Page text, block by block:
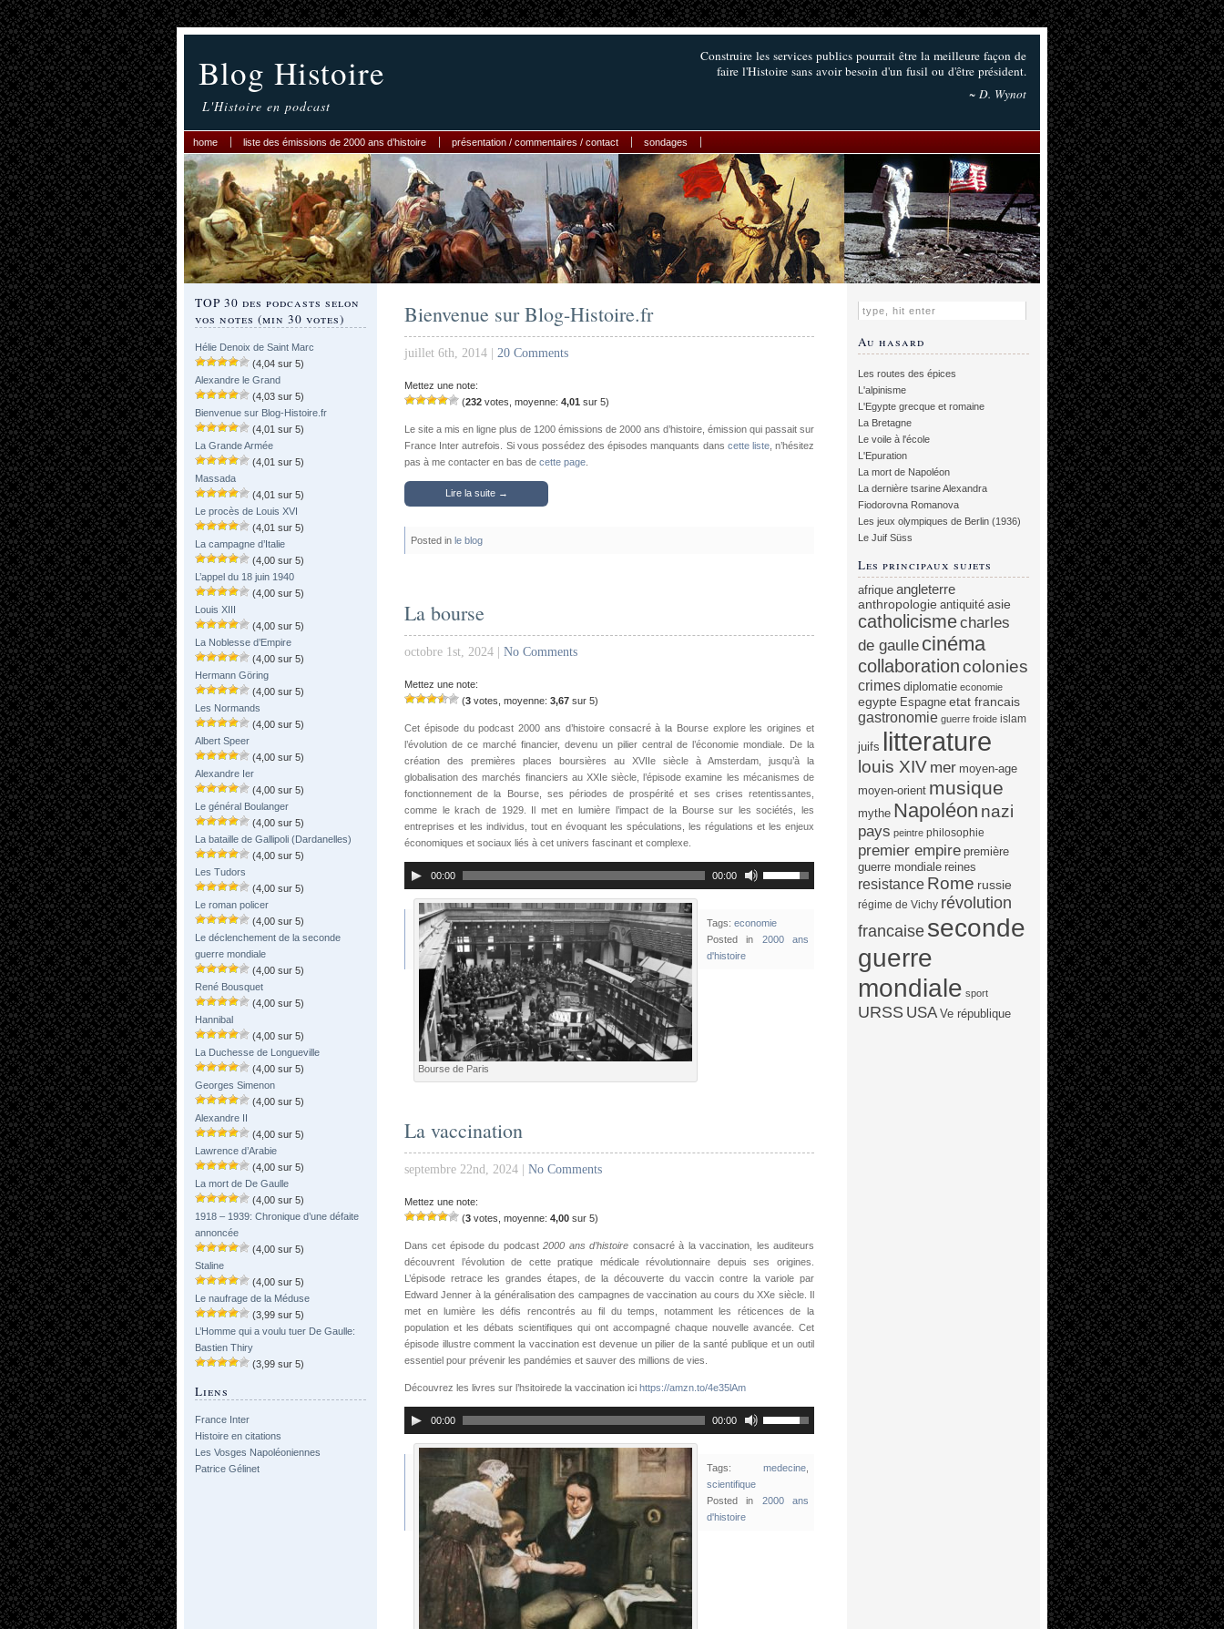
Blog Histoire
L'Histoire en podcast
Construire les services publics pourrait être la meilleure façon de
faire l'Histoire sans avoir besoin d'un fusil ou d'être président.
~ D. Wynot
home liste des émissions de 2000 ans d’histoire présentation / commentaires / contact sondages
TOP 30 des podcasts selon
vos notes (min 30 votes)
Hélie Denoix de Saint Marc
(4,04 sur 5)
Alexandre le Grand
(4,03 sur 5)
Bienvenue sur Blog-Histoire.fr
(4,01 sur 5)
La Grande Armée
(4,01 sur 5)
Massada
(4,01 sur 5)
Le procès de Louis XVI
(4,01 sur 5)
La campagne d’Italie
(4,00 sur 5)
L’appel du 18 juin 1940
(4,00 sur 5)
Louis XIII
(4,00 sur 5)
La Noblesse d’Empire
(4,00 sur 5)
Hermann Göring
(4,00 sur 5)
Les Normands
(4,00 sur 5)
Albert Speer
(4,00 sur 5)
Alexandre Ier
(4,00 sur 5)
Le général Boulanger
(4,00 sur 5)
La bataille de Gallipoli (Dardanelles)
(4,00 sur 5)
Les Tudors
(4,00 sur 5)
Le roman policer
(4,00 sur 5)
Le déclenchement de la seconde
guerre mondiale
(4,00 sur 5)
René Bousquet
(4,00 sur 5)
Hannibal
(4,00 sur 5)
La Duchesse de Longueville
(4,00 sur 5)
Georges Simenon
(4,00 sur 5)
Alexandre II
(4,00 sur 5)
Lawrence d’Arabie
(4,00 sur 5)
La mort de De Gaulle
(4,00 sur 5)
1918 – 1939: Chronique d’une défaite
annoncée
(4,00 sur 5)
Staline
(4,00 sur 5)
Le naufrage de la Méduse
(3,99 sur 5)
L’Homme qui a voulu tuer De Gaulle:
Bastien Thiry
(3,99 sur 5)
Liens
France Inter
Histoire en citations
Les Vosges Napoléoniennes
Patrice Gélinet
Bienvenue sur Blog-Histoire.fr
juillet 6th, 2014 | 20 Comments
Mettez une note:
(232 votes, moyenne: 4,01 sur 5)
Le site a mis en ligne plus de 1200 émissions de 2000 ans d’histoire, émission qui passait sur
France Inter autrefois. Si vous possédez des épisodes manquants dans cette liste, n’hésitez
pas à me contacter en bas de cette page
Lire la suite →
Posted in le blog
La bourse
octobre 1st, 2024 | No Comments
Mettez une note:
(3 votes, moyenne: 3,67 sur 5)
Cet épisode du podcast 2000 ans d’histoire consacré à la Bourse explore les origines et
l’évolution de ce marché financier, devenu un pilier central de l’économie mondiale. De la
création des premières places boursières au XVIIe siècle à Amsterdam, jusqu’à la
globalisation des marchés financiers au XXIe siècle, l’épisode examine les mécanismes de
fonctionnement de la Bourse, ses périodes de prospérité et ses crises retentissantes,
comme le krach de 1929. Il met en lumière l’impact de la Bourse sur les sociétés, les
entreprises et les individus, tout en évoquant les spéculations, les régulations et les enjeux
économiques et sociaux liés à cet univers fascinant et complexe.
00:00 00:00
Bourse de Paris
Tags: economie
Posted in 2000 ans
d'histoire
La vaccination
septembre 22nd, 2024 | No Comments
Mettez une note:
(3 votes, moyenne: 4,00 sur 5)
Dans cet épisode du podcast2000 ans d’histoire consacré à la vaccination, les auditeurs
découvrent l’évolution de cette pratique médicale révolutionnaire depuis ses origines.
L’épisode retrace les grandes étapes, de la découverte du vaccin contre la variole par
Edward Jenner à la généralisation des campagnes de vaccination au cours du XXe siècle. Il
met en lumière les défis rencontrés au fil du temps, notamment les réticences de la
population et les débats scientifiques qui ont accompagné chaque nouvelle avancée. Cet
épisode illustre comment la vaccination est devenue un pilier de la santé publique et un outil
essentiel pour prévenir les pandémies et sauver des millions de vies.
Découvrez les livres sur l’hsitoirede la vaccination ici https://amzn.to/4e35lAm
00:00 00:00
Tags: medecine
scientifique
Posted in 2000 ans
d'histoire
Au hasard
Les routes des épices
L'alpinisme
L'Egypte grecque et romaine
La Bretagne
Le voile à l'école
L'Epuration
La mort de Napoléon
La dernière tsarine Alexandra
Fiodorovna Romanova
Les jeux olympiques de Berlin (1936)
Le Juif Süss
Les principaux sujets
afrique angleterre
anthropologie antiquité asie
catholicismecharles
de gaulle cinéma
collaborationcolonies
crimes diplomatie economie
egypte Espagne etat francais
gastronomie guerre froide islam
juifs litterature
louis XIV mer moyen-age
moyen-orient musique
mythe Napoléon nazi
pays peintre philosophie
premier empire première
guerre mondiale reines
resistance Rome russie
régime de Vichy révolution
francaise seconde
guerre
mondiale sport
URSS USA Ve république